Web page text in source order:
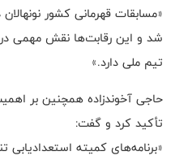
«مسابقات قهرمانی کشور
شد و این رقابت‌ها نقش مهمی در
تیم ملی دارد.»
حاجی آخوندزاده همچنین بر
تأکید کرد و گفت:
«برنامه‌های کمیته استعدادیابی